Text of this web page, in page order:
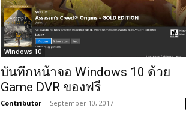
Windows 10
บันทึกหน้าจอ Windows 10 ด้วย
Game DVR ของฟรี
Contributor - September 10, 2017